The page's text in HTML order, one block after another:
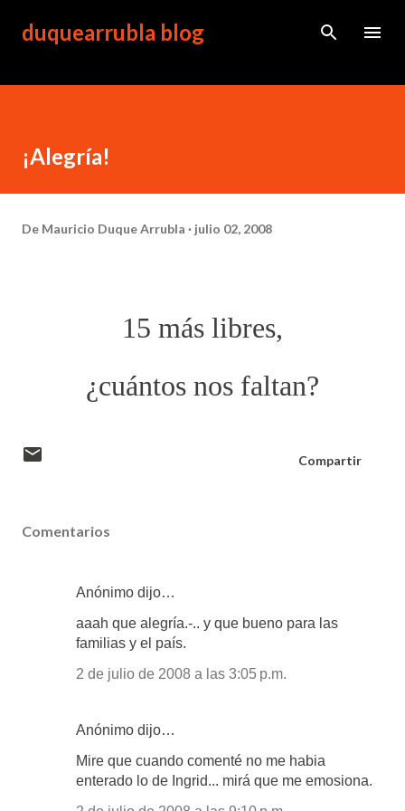
Ir al contenido principal
duquearrubla blog
¡Alegría!
De Mauricio Duque Arrubla julio 02, 2008
15 más libres,
¿cuántos nos faltan?
Compartir
Comentarios
Anónimo dijo…
aaah que alegría.-.. y que bueno para las
familias y el país.
2 de julio de 2008 a las 3:05 p.m.
Anónimo dijo…
Mire que cuando comenté no me habia
enterado lo de Ingrid... mirá que me emosiona.